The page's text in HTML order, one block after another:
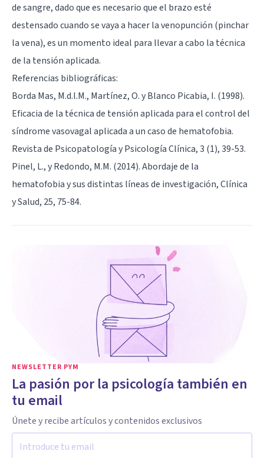
de sangre, dado que es necesario que el brazo esté
destensado cuando se vaya a hacer la venopunción (pinchar
la vena), es un momento ideal para llevar a cabo la técnica
de la tensión aplicada.
Referencias bibliográficas:
Borda Mas, M.d.l.M., Martínez, O. y Blanco Picabia, I. (1998).
Eficacia de la técnica de tensión aplicada para el control del
síndrome vasovagal aplicada a un caso de hematofobia.
Revista de Psicopatología y Psicología Clínica, 3 (1), 39-53.
Pinel, L., y Redondo, M.M. (2014). Abordaje de la
hematofobia y sus distintas líneas de investigación, Clínica
y Salud, 25, 75-84.
NEWSLETTER PYM
La pasión por la psicología también en
tu email
Únete y recibe artículos y contenidos exclusivos